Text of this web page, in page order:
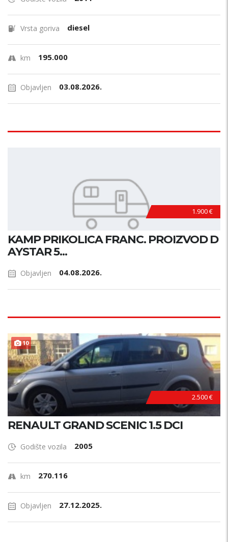
Vrsta goriva diesel
km 195.000
Objavljen 03.08.2026.
1.900 €
KAMP PRIKOLICA FRANC. PROIZVOD D
AYSTAR 5...
Objavljen 04.08.2026.
10
2.500 €
RENAULT GRAND SCENIC 1.5 DCI
Godište vozila 2005
km 270.116
Objavljen 27.12.2025.